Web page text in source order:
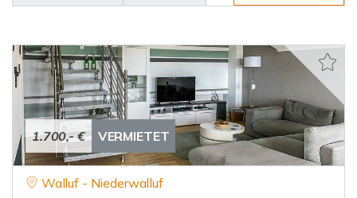
1.700,- € VERMIETET
Walluf - Niederwalluf